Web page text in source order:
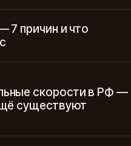
7 причин и что
скорости в РФ —
существуют